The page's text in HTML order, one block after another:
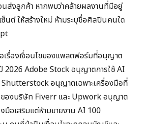
ส่งลูกค้า หากพบว่าคล้ายผลงานที่มีอยู่
ซ็นต์ ให้สร้างใหม่ ห้ามระบุชื่อศิลปินคนใด
เรื่องเงื่อนไขของแพลตฟอร์มที่อนุญาต
2026 Adobe Stock อนุญาตการใช้ AI
Shutterstock อนุญาตเฉพาะเครื่องมือที่
องบริษัท Fiverr และ Upwork อนุญาต
มือเสริมแต่ห้ามขายงาน AI 100